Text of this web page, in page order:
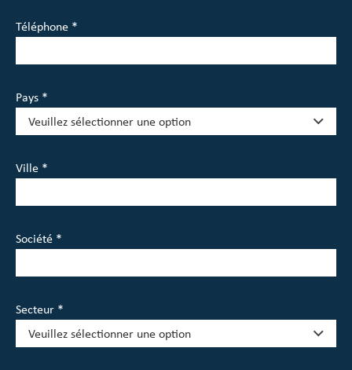
Téléphone *
Pays *
Ville *
Société *
Secteur *